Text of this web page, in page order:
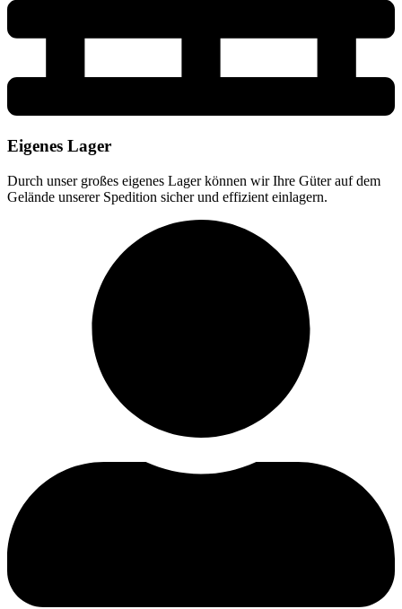
Eigenes Lager
Durch unser großes eigenes Lager können wir Ihre Güter auf dem
Gelände unserer Spedition sicher und effizient einlagern.